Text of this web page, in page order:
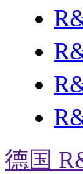
德国